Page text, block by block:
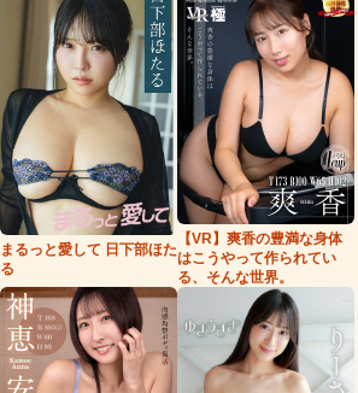
まるっと愛して 日下部ほた
る
【VR】爽香の豊満な身体
はこうやって作られてい
る、そんな世界。